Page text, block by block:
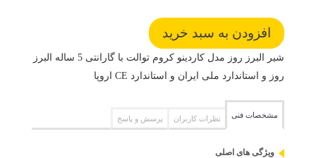
شیر البرز روز مدل کاردینو کروم توالت با گارانتی 5 ساله البرز
روز و استاندارد ملی ایران و استاندارد CE اروپا
مشخصات فنی نظرات کاربران پرسش و پاسخ
ویژگی های اصلی